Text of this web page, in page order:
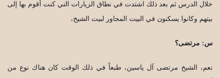
خلال الدرس ثم بعد ذلك اشتدت في نطاق الزيارات التي كنت أقوم بها إلى
بيتهم وكانوا يسكنون في البيت المجاور لبيت الشيخ،
س: مرتضى؟
نعم، الشيخ مرتضى آل ياسين، طبعاً في ذلك الوقت كان هناك نوع من